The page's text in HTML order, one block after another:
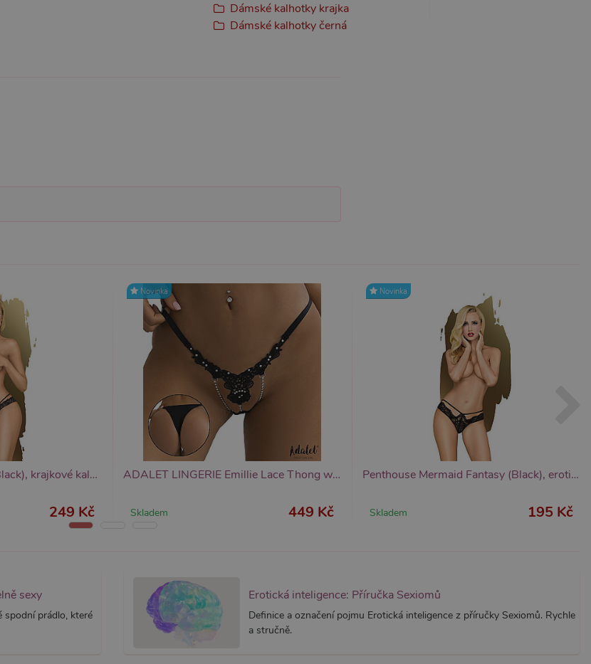
Dámské kalhotky krajka
Dámské kalhotky černá
Penthouse Catch Me (Black), krajkové kalhotky
249 Kč
Novinka
ADALET LINGERIE Emillie Lace Thong with Breads, krajková tanga
Skladem 449 Kč
Novinka
Penthouse Mermaid Fantasy (Black), erotické kalhotky
Skladem 195 Kč
sexy
spodní prádlo, které
Erotická inteligence: Příručka Sexiomů
Definice a označení pojmu Erotická inteligence z příručky Sexiomů. Rychle
a stručně.
Tento soubor cookie obsahuje informace o relaci. Je nezbytný pro správnou
funkčnost webu.
název souboru cookie je spojen s Google Universal Analytics - což je významná aktualizace běžněji
analytické služby Google. Tento soubor cookie se používá k rozlišení jedinečných uživatelů
náhodně vygenerovaného čísla jako identifikátoru klienta. Je součástí každého požadavku na
na webu a slouží k výpočtu údajů o návštěvnících, relacích a kampaních pro analytické přehledy
Popis
Widget živého chatu nastavuje soubory cookie pro uložení ID živého chatu Zopim používaného k
identifikaci zařízení napříč návštěvami.